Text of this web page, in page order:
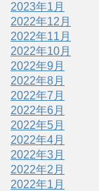
2023年1月
2022年12月
2022年11月
2022年10月
2022年9月
2022年8月
2022年7月
2022年6月
2022年5月
2022年4月
2022年3月
2022年2月
2022年1月